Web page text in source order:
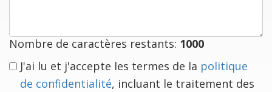
Nombre de caractères restants: 1000
J'ai lu et j'accepte les termes de la politique
de confidentialité, incluant le traitement des